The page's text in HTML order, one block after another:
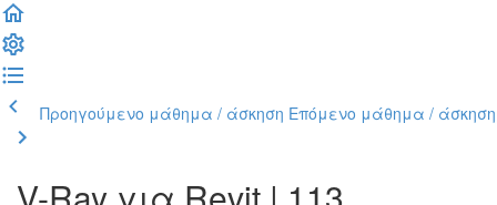
Προηγούμενο μάθημα / άσκηση Επόμενο μάθημα / άσκηση